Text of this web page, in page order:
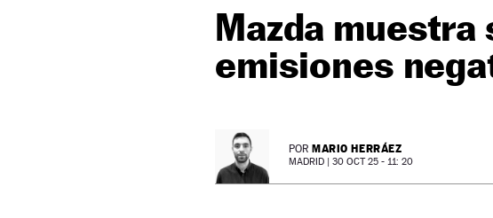
Mazda
emisiones
POR MARIO HERRÁEZ
MADRID | 30 OCT 25 - 11: 20